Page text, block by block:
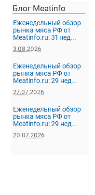
Блог Meatinfo
Еженедельный обзор
рынка мяса РФ от
Meatinfo.ru: 31 нед...
3.08.2026
Еженедельный обзор
рынка мяса РФ от
Meatinfo.ru: 29 нед...
27.07.2026
Еженедельный обзор
рынка мяса РФ от
Meatinfo.ru: 29 нед...
20.07.2026